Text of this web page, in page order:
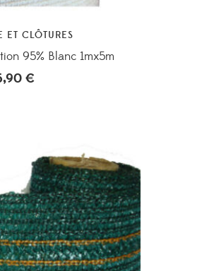
ET CLÔTURES
95% Blanc 1mx5m
€